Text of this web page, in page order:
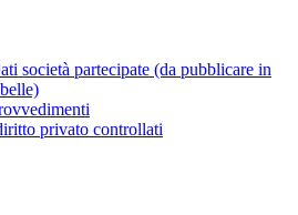
società partecipate (da pubblicare in
privato controllati